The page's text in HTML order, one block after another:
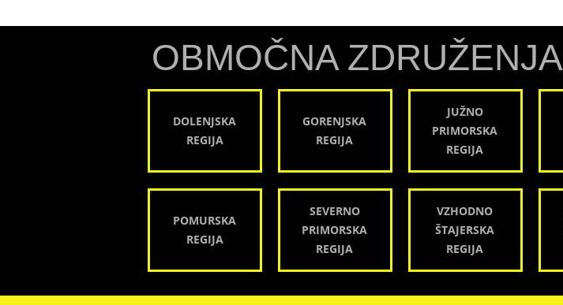
OBMOČNA ZDRUŽENJA
DOLENJSKA
REGIJA
GORENJSKA
REGIJA
JUŽNO
PRIMORSKA
REGIJA
POMURSKA
REGIJA
SEVERNO
PRIMORSKA
REGIJA
VZHODNO
ŠTAJERSKA
REGIJA